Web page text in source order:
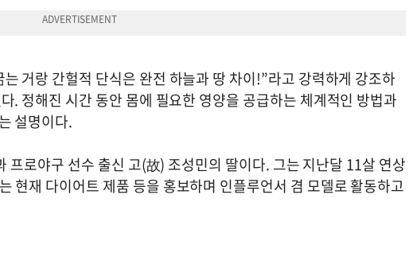
거랑 간헐적 단식은 완전 하늘과 땅 차이!”라고 강력하게 강조하
. 정해진 시간 동안 몸에 필요한 영양을 공급하는 체계적인 방법과
설명이다.
프로야구 선수 출신 고(故) 조성민의 딸이다. 그는 지난달 11살 연상
현재 다이어트 제품 등을 홍보하며 인플루언서 겸 모델로 활동하고